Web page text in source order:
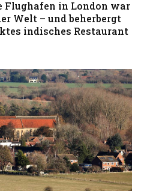
Flughafen in London war
Welt – und beherbergt
indisches Restaurant